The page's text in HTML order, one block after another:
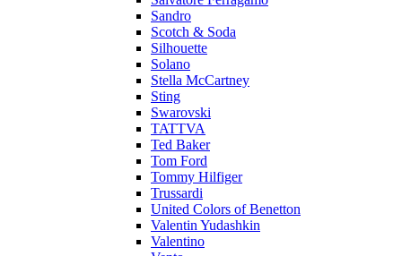
Sandro
Scotch & Soda
Silhouette
Solano
Stella McCartney
Sting
Swarovski
TATTVA
Ted Baker
Tom Ford
Tommy Hilfiger
Trussardi
United Colors of Benetton
Valentin Yudashkin
Valentino